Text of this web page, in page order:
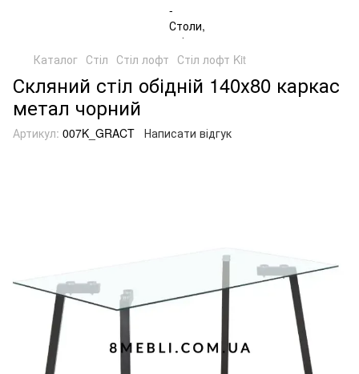
Каталог Стіл Стіл лофт Стіл лофт Kit
Скляний стіл обідній 140х80 каркас
метал чорний
Артикул: 007K_GRACT Написати відгук